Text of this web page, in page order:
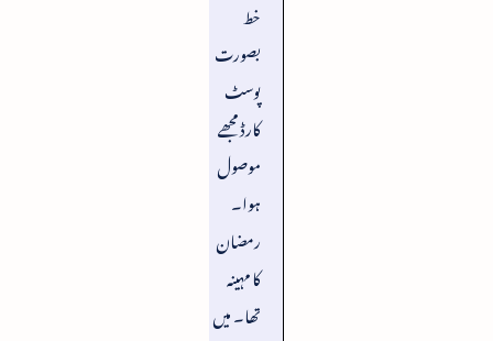
خط
بصورت
پوسٹ
کارڈ مجھے
موصول
ہوا۔
رمضان
کا مہینہ
تھا۔ میں